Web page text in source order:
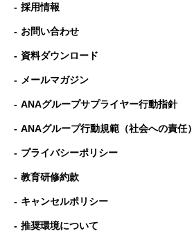
採用情報
お問い合わせ
資料ダウンロード
メールマガジン
ANAグループサプライヤー行動指針
ANAグループ⾏動規範（社会への責任）
プライバシーポリシー
教育研修約款
キャンセルポリシー
推奨環境について